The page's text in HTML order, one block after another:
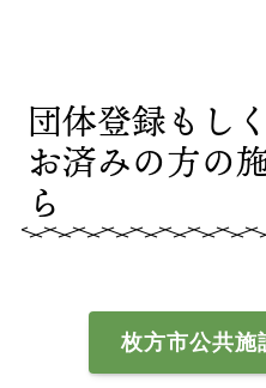
団体登録もし
お済みの方の
ら
枚方市公共施